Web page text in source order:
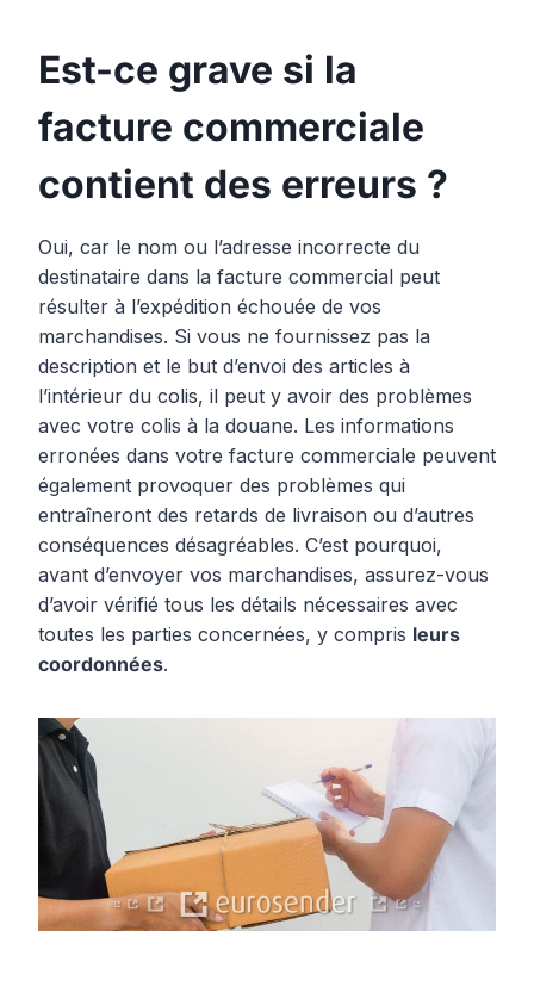
Est-ce grave si la
facture commerciale
contient des erreurs ?
Oui, car le nom ou l’adresse incorrecte du
destinataire dans la facture commercial peut
résulter à l’expédition échouée de vos
marchandises. Si vous ne fournissez pas la
description et le but d’envoi des articles à
l’intérieur du colis, il peut y avoir des problèmes
avec votre colis à la douane. Les informations
erronées dans votre facture commerciale peuvent
également provoquer des problèmes qui
entraîneront des retards de livraison ou d’autres
conséquences désagréables. C’est pourquoi,
avant d’envoyer vos marchandises, assurez-vous
d’avoir vérifié tous les détails nécessaires avec
toutes les parties concernées, y compris leurs
coordonnées.